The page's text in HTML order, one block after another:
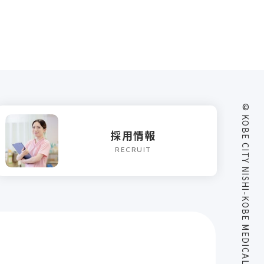
採用情報
RECRUIT © KOBE CITY NISHI-KOBE MEDICAL CENTER